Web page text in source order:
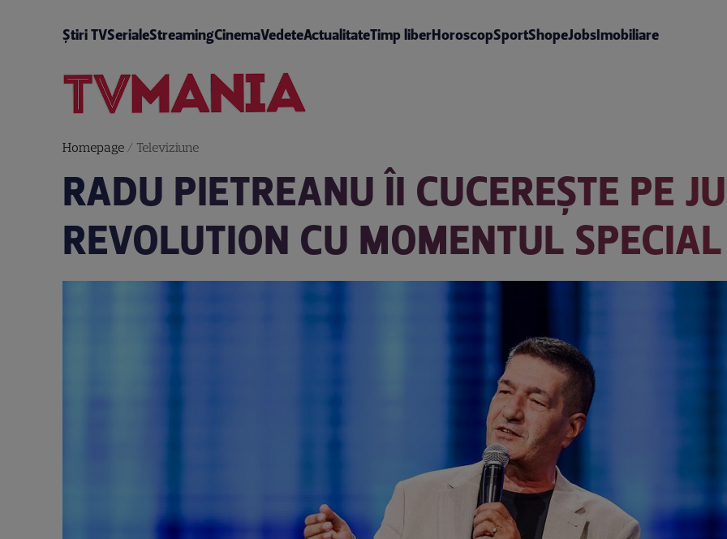
Știri TVSerialeStreamingCinemaVedeteActualitateTimp liberHoroscopSportShopeJobsImobiliare
Homepage/ Televiziune
RADU PIETREANU ÎI CUCEREȘTE PE
REVOLUTION CU MOMENTUL